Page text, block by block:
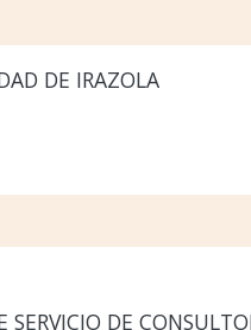
DE IRAZOLA
DE